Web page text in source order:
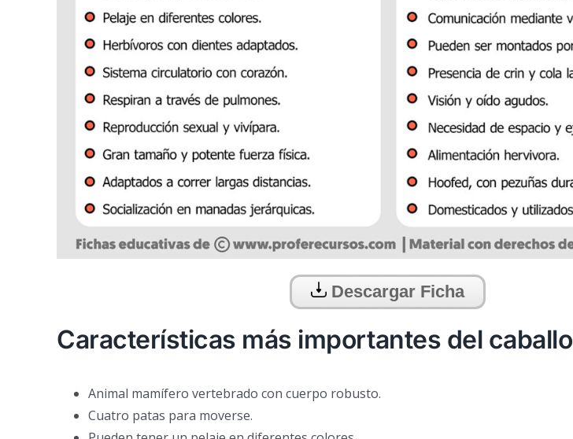
Descargar Ficha
Características más importantes del caballo
Animal mamífero vertebrado con cuerpo robusto.
Cuatro patas para moverse.